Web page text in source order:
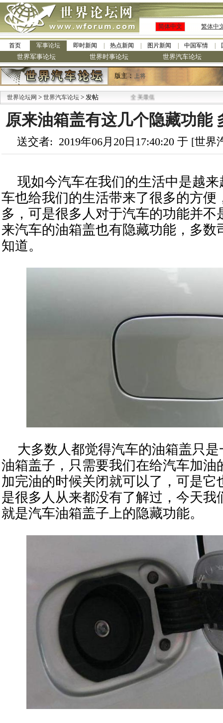
简体中文 繁体中
首页 军事论坛 即时新闻 热点新闻 图片新闻 中国军情
世界军事论坛 世界时事论坛 世界汽车论坛
版主：上将
世界论坛网 > 世界汽车论坛 > 发帖
·九阳全新免清洗型豆浆机 全美最低
原来油箱盖有这几个隐藏功能
送交者: 2019年06月20日17:40:20 于 [世
现如今汽车在我们的生活中是越
车也给我们的生活带来了很多的方便
多，可是很多人对于汽车的功能并不
来汽车的油箱盖也有隐藏功能，多数
知道。
大多数人都觉得汽车的油箱盖只
油箱盖子，只需要我们在给汽车加油
加完油的时候关闭就可以了，可是它
是很多人从来都没有了解过，今天我
就是汽车油箱盖子上的隐藏功能。